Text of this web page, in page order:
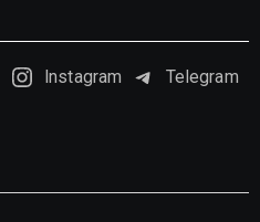
Instagram
Telegram